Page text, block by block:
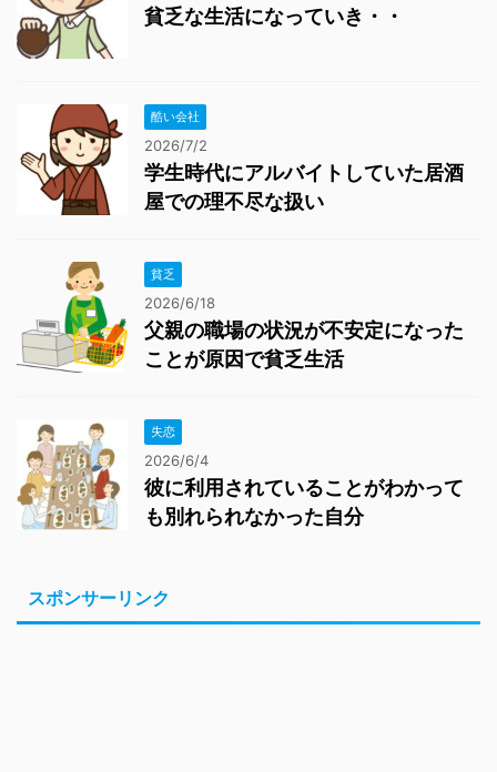
貧乏な生活になっていき・・
酷い会社
2026/7/2
学生時代にアルバイトしていた居酒
屋での理不尽な扱い
貧乏
2026/6/18
父親の職場の状況が不安定になった
ことが原因で貧乏生活
失恋
2026/6/4
彼に利用されていることがわかって
も別れられなかった自分
スポンサーリンク